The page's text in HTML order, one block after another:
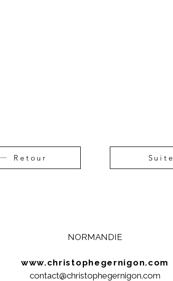
Retour Suite
NORMANDIE
www.christophegernigon.com
contact@christophegernigon.com